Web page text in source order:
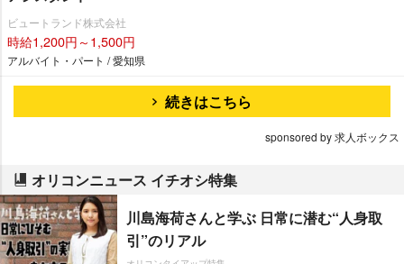
ビュートランド株式会社
時給1,200円～1,500円
アルバイト・パート / 愛知県
続きはこちら
sponsored by 求人ボックス
オリコンニュース イチオシ特集
川島海荷さんと学ぶ 日常に潜む“人身取
引”のリアル